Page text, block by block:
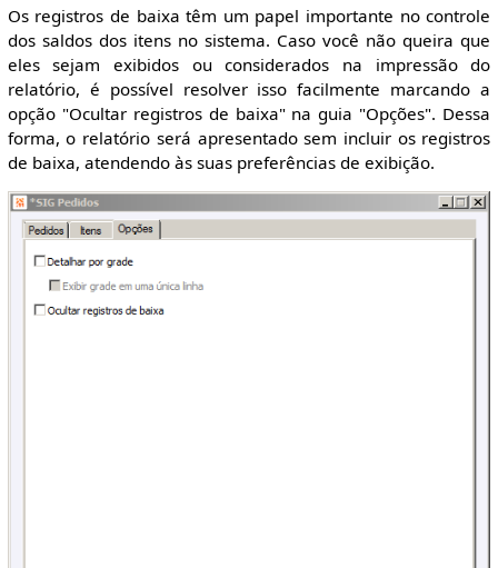
Os registros de baixa têm um papel importante no controle
dos saldos dos itens no sistema. Caso você não queira que
eles sejam exibidos ou considerados na impressão do
relatório, é possível resolver isso facilmente marcando a
opção "Ocultar registros de baixa" na guia "Opções". Dessa
forma, o relatório será apresentado sem incluir os registros
de baixa, atendendo às suas preferências de exibição.